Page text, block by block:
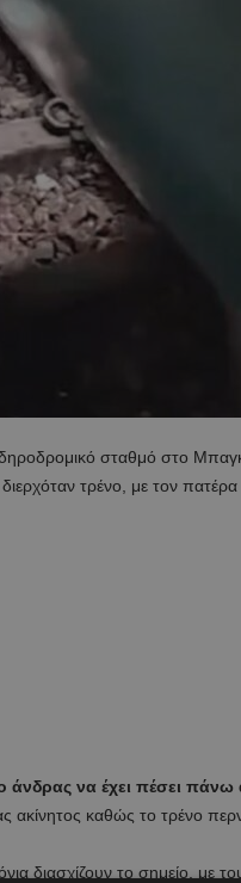
σταθμό στο
τρένο, με τον πατέρα
άνδρας να έχει πέσει
ακίνητος καθώς το τρένο
διασχίζουν το σημείο, με